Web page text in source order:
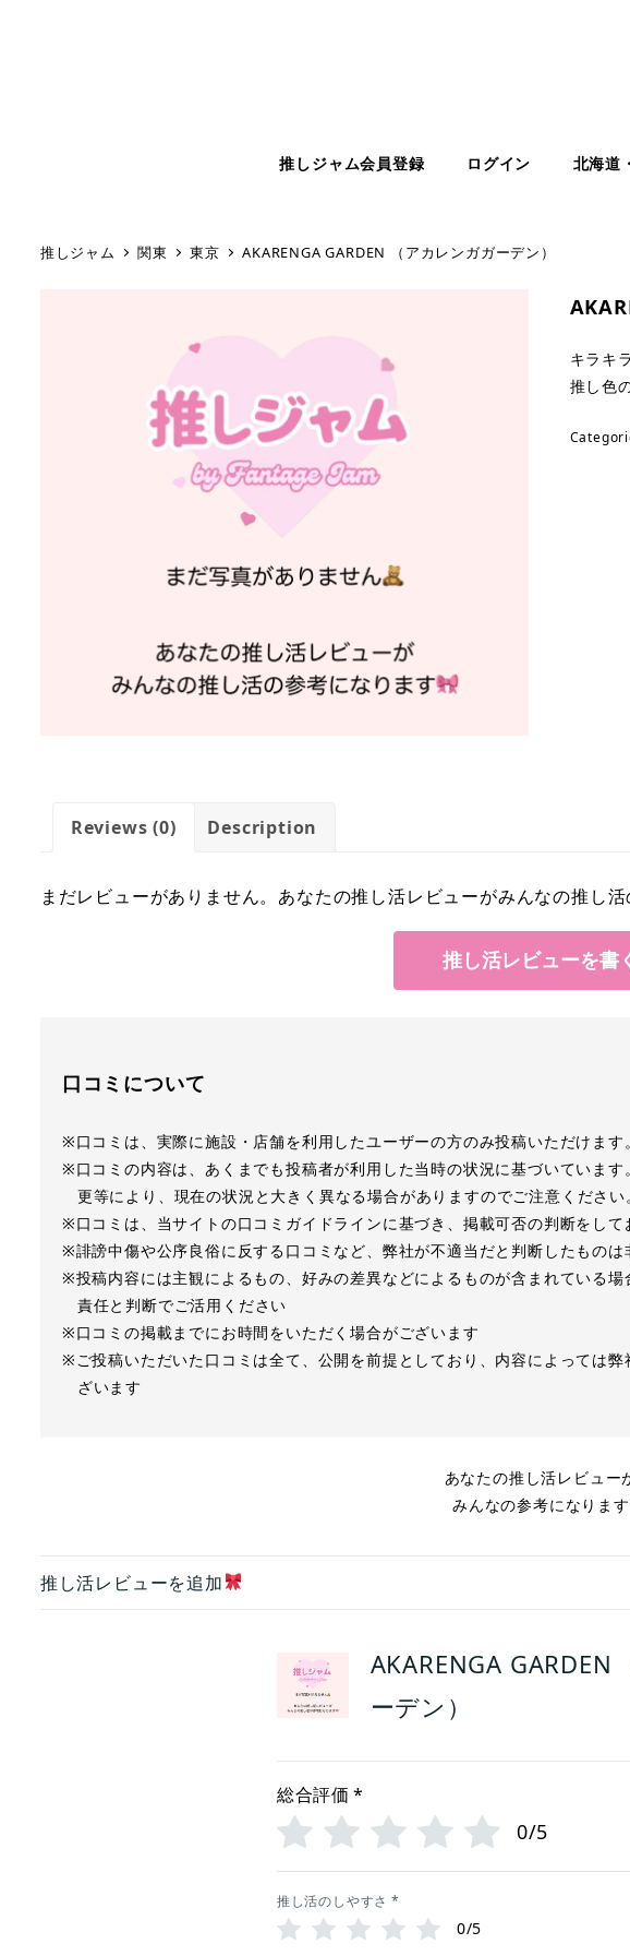
推しジャム会員登録 ログイン 北海道
推しジャム 関東 東京 AKARENGA GARDEN （アカレンガガーデン）
キラキ
推し色
Reviews (0) Description
まだレビューがありません。あなたの推し活レビューがみんなの推し
推し活レビューを書
口コミについて
※口コミは、実際に施設・店舗を利用したユーザーの方のみ投稿いただけます。
※口コミの内容は、あくまでも投稿者が利用した当時の状況に基づいていま
更等により、現在の状況と大きく異なる場合がありますのでご注意くださ
※口コミは、当サイトの口コミガイドラインに基づき、掲載可否の判断をして
※誹謗中傷や公序良俗に反する口コミなど、弊社が不適当だと判断したものは
※投稿内容には主観によるもの、好みの差異などによるものが含まれている
責任と判断でご活用ください
※口コミの掲載までにお時間をいただく場合がございます
※ご投稿いただいた口コミは全て、公開を前提としており、内容によっては
ざいます
あなたの推し活レビュー
みんなの参考になりま
推し活レビューを追加
AKARENGA GARDEN
ーデン）
総合評価 *
0/5
推し活のしやすさ *
0/5